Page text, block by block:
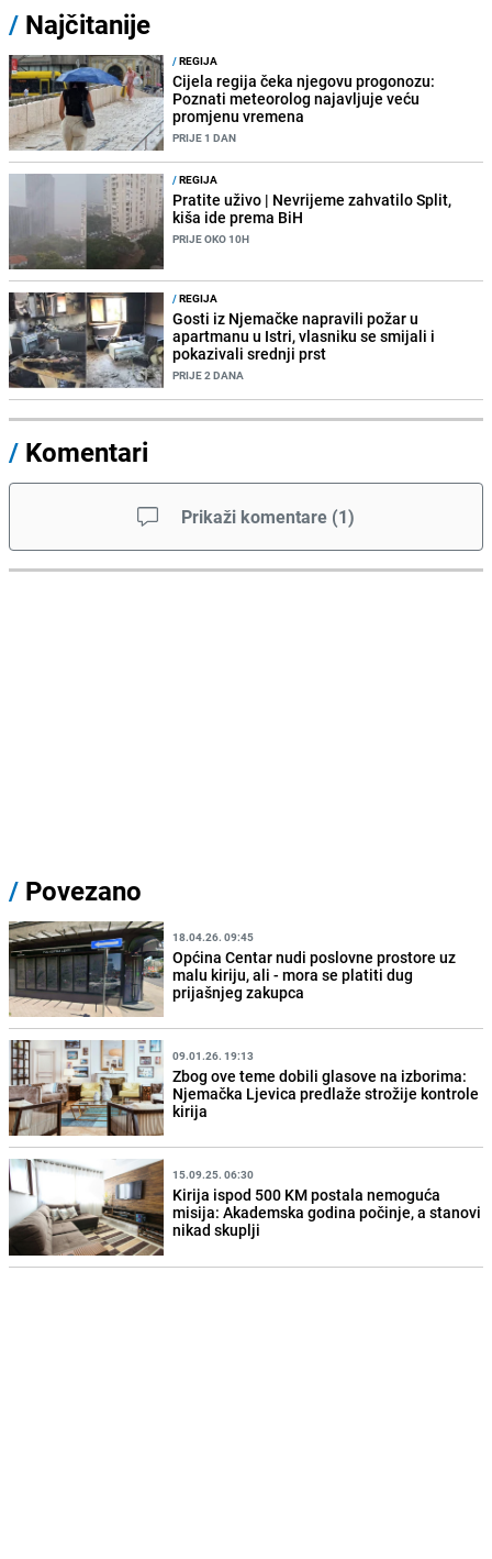
/ Najčitanije
/REGIJA
Cijela regija čeka njegovu progonozu:
Poznati meteorolog najavljuje veću
promjenu vremena
PRIJE 1 DAN
/REGIJA
Pratite uživo | Nevrijeme zahvatilo Split,
kiša ide prema BiH
PRIJE OKO 10H
/REGIJA
Gosti iz Njemačke napravili požar u
apartmanu u Istri, vlasniku se smijali i
pokazivali srednji prst
PRIJE 2 DANA
/ Komentari
Prikaži komentare (1)
/ Povezano
18.04.26. 09:45
Općina Centar nudi poslovne prostore uz
malu kiriju, ali - mora se platiti dug
prijašnjeg zakupca
09.01.26. 19:13
Zbog ove teme dobili glasove na izborima:
Njemačka Ljevica predlaže strožije kontrole
kirija
15.09.25. 06:30
Kirija ispod 500 KM postala nemoguća
misija: Akademska godina počinje, a stanovi
nikad skuplji